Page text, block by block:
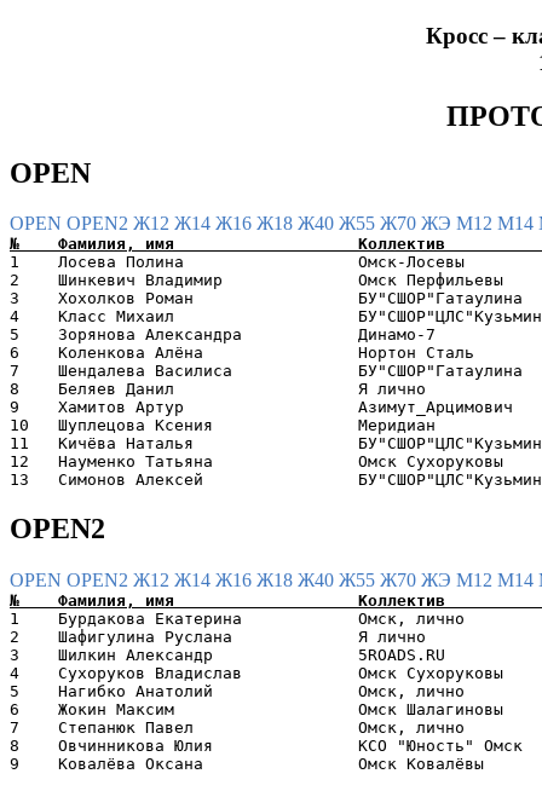
Кросс –
OPEN
OPEN OPEN2 Ж12 Ж14 Ж16 Ж18 Ж40 Ж55 Ж70 ЖЭ М12 М14
1    Лосева Полина                  Омск-Лосевы
2    Шинкевич Владимир              Омск
3    Хохолков Роман
4    Класс Михаил
5    Зорянова Александра            Динамо-7
6    Коленкова Алёна                Нортон Сталь
7    Шендалева Василиса
8    Беляев Данил                   Я лично
9    Хамитов Артур
10   Шуплецова Ксения               Меридиан
11   Кичёва Наталья
12   Науменко Татьяна               Омск
OPEN2
OPEN OPEN2 Ж12 Ж14 Ж16 Ж18 Ж40 Ж55 Ж70 ЖЭ М12 М14
1    Бурдакова Екатерина            Омск,
2    Шафигулина Руслана             Я лично
3    Шилкин Александр               5ROADS.RU
4    Сухоруков Владислав            Омск
5    Нагибко Анатолий               Омск,
6    Жокин Максим                   Омск
7    Степанюк Павел                 Омск, лично
8    Овчинникова Юлия               КСО "Юность"